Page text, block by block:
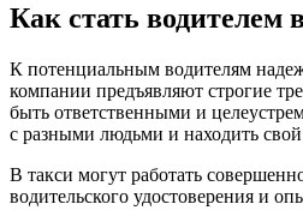
Как стать водителем
К потенциальным водителям
компании предъявляют строгие
быть ответственными и
с разными людьми и находить
В такси могут работать
водительского удостоверения и